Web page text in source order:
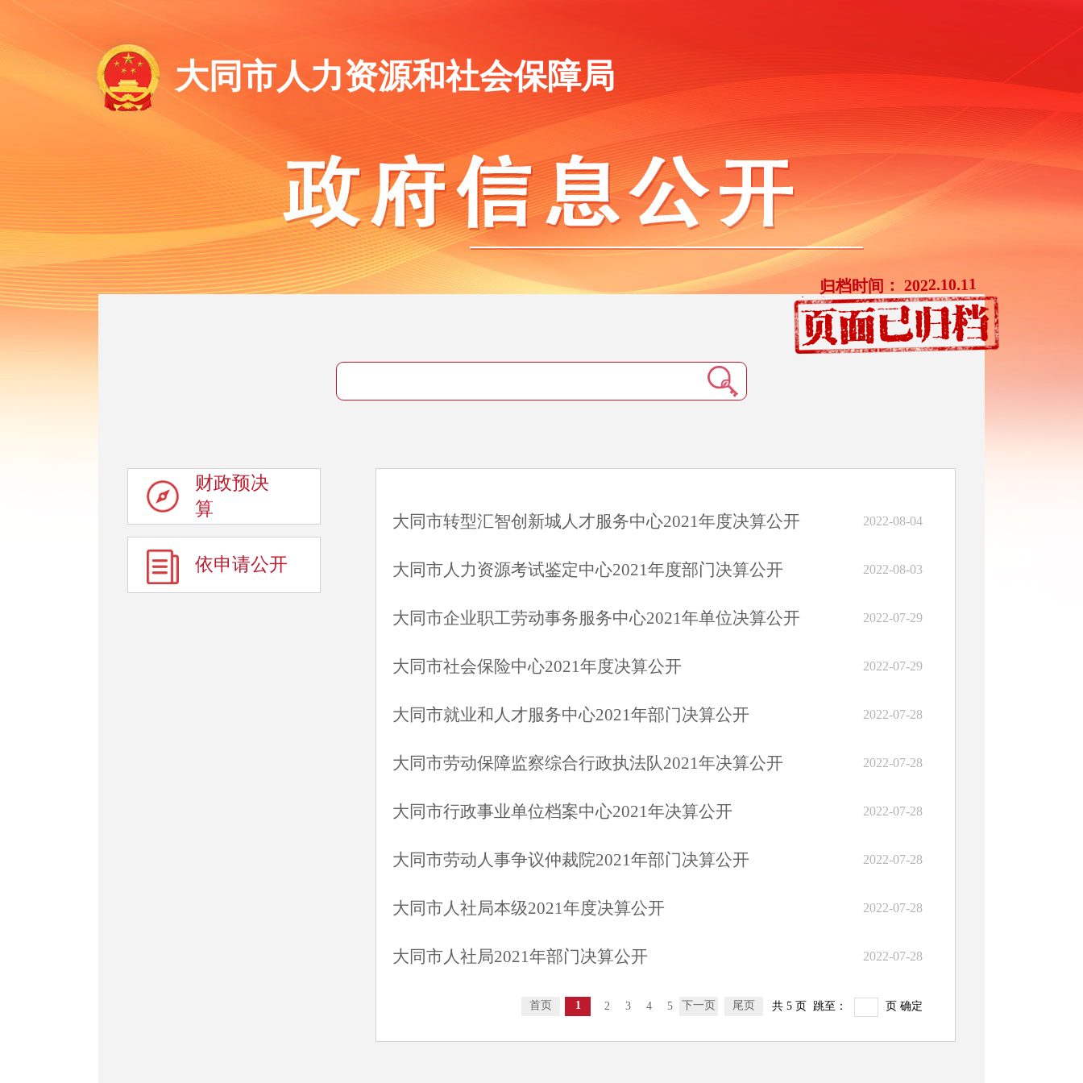
大同市人力资源和社会保障局
财政预决
算
依申请公开
大同市转型汇智创新城人才服务中心2021年度决算公开 2022-08-04
大同市人力资源考试鉴定中心2021年度部门决算公开 2022-08-03
大同市企业职工劳动事务服务中心2021年单位决算公开 2022-07-29
大同市社会保险中心2021年度决算公开 2022-07-29
大同市就业和人才服务中心2021年部门决算公开 2022-07-28
大同市劳动保障监察综合行政执法队2021年决算公开 2022-07-28
大同市行政事业单位档案中心2021年决算公开 2022-07-28
大同市劳动人事争议仲裁院2021年部门决算公开 2022-07-28
大同市人社局本级2021年度决算公开 2022-07-28
大同市人社局2021年部门决算公开 2022-07-28
首页 1 2 3 4 5 下一页 尾页 共 5 页 跳至： 页 确定
归档时间： 2022.10.11